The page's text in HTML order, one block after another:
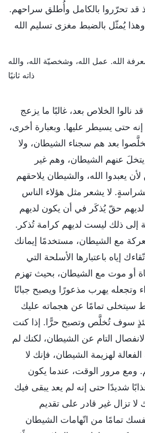
قد تحرّروا بالكامل وأُطلق سراحهم.
يُمثّل بالضبط مغزى تسليم الله
2. حول معرفة الله. عمل الله، وشخصيّة الله، والله
ذاته ثانيًا
نالوا الخلاص بعد، غالبًا ما يزعج
حتى يسيطر عليها. وبعبارة أخرى،
بعد هم سجناء الشيطان، ولا
عنهم الشيطان، وهم غير
يعبدوا الله، والشيطان يلاحقهم
لا يشعر مثل هؤلاء الناس
حقّ يُذكَر في أن يكون لديهم
إلى ذلك ليست لديهم كرامة تُذكر.
مع الشيطان، مستخدمًا إيمانك
إياه باعتبارها الأسلحة التي
أو موت مع الشيطان، بحيث تهزم
وتجعله يهرب مذعورًا ويصبح جبانًا
سيتخلى تمامًا عن هجماته عليك
سوف تُخلَّص وتصبح حرًّا. إذا كنت
التام عن الشيطان، لكنك لم
لهزيمة الشيطان، فإنك لا
مرور الوقت، عندما يكون
شديدًا حتى إنه لم يعد يبقى فيك
تزال غير قادر على تقديم
تمامًا من اتّهامات الشيطان